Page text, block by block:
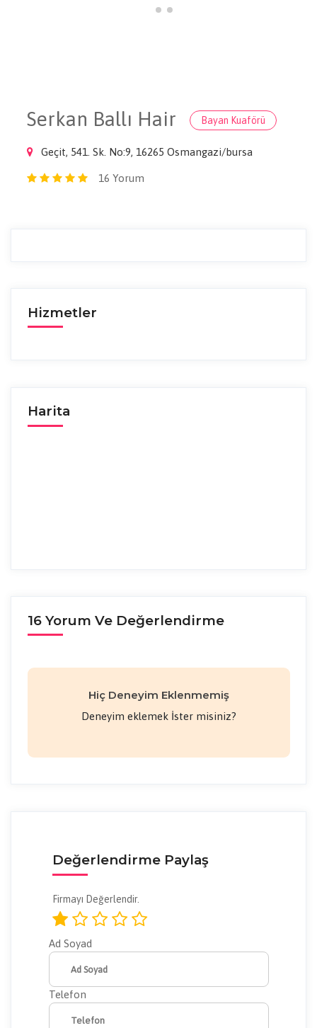
Serkan Ballı Hair Bayan Kuaförü
Geçit, 541. Sk. No:9, 16265 Osmangazi/bursa
16 Yorum
Hizmetler
Harita
16 Yorum Ve Değerlendirme
Hiç Deneyim Eklenmemiş
Deneyim eklemek İster misiniz?
Değerlendirme Paylaş
Firmayı Değerlendir.
Ad Soyad
Telefon